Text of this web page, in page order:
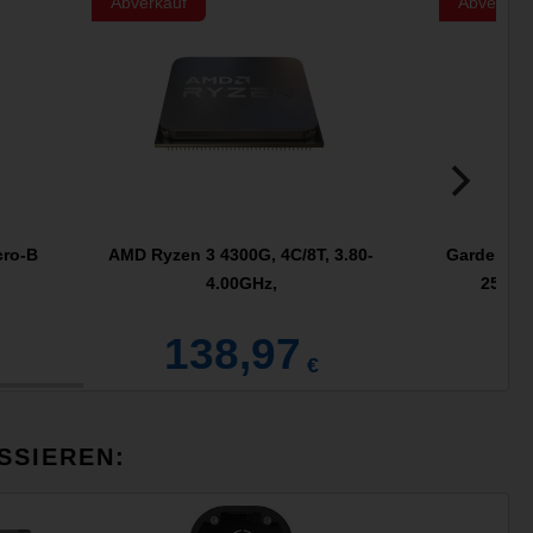
B
AMD Ryzen 3 4300G, 4C/8T, 3.80-
4.00GHz,
138,97 €
Gardena